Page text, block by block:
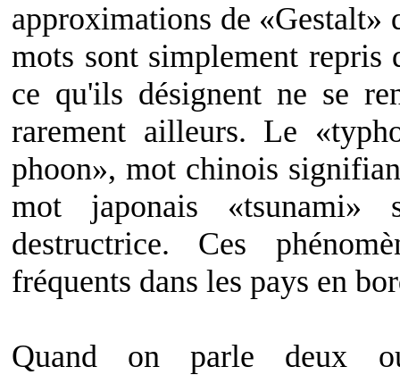
approximations de «Gestalt»
mots sont simplement repris
ce qu'ils désignent ne se
rarement ailleurs. Le
phoon», mot chinois
mot japonais «tsunami»
destructrice. Ces
fréquents dans les pays en
Quand on parle deux